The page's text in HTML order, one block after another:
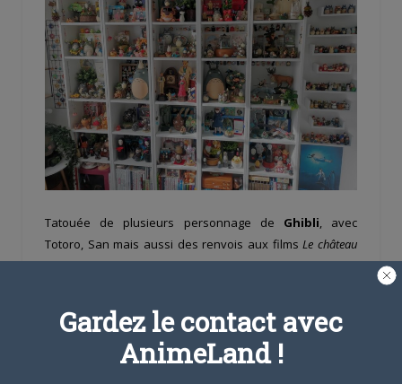
Tatouée de plusieurs personnage de Ghibli, avec
Totoro, San mais aussi des renvois aux filmsLe château
AmbulantouLe voyage de Chihiro, cette jeune bretonne
plus grande collectionneuse Ghibli.
ouest-France
Gardez le contact avec
AnimeLand !